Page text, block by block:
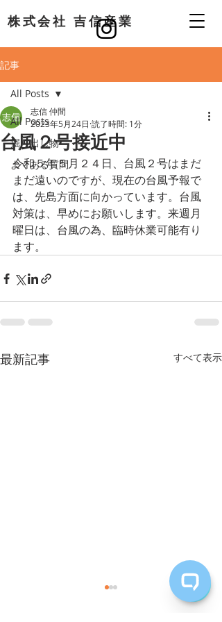
​株式会社 吉信産業
記事
All Posts
掘り出し物
よくある質問
All Posts
台風２号接近中
志信 仲間
2023年5月24日 読了時間: 1分
令和５年５月２４日、台風２号はまだ
まだ遠いのですが、現在の台風予報で
は、先島方面に向かっています。台風
対策は、早めにお願いします。来週月
曜日は、台風の為、臨時休業可能有り
ます。
最新記事 すべて表示